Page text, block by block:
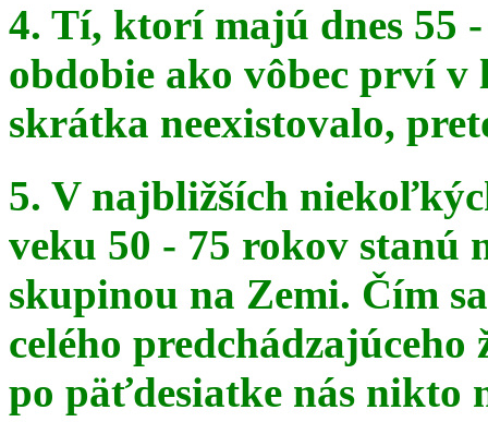
4. Tí, ktorí majú dnes 55
obdobie ako vôbec prví
skrátka neexistovalo,
5. V najbližších
veku 50 - 75 rokov stanú
skupinou na Zemi. Čím
celého
po päťdesiatke nás nikto